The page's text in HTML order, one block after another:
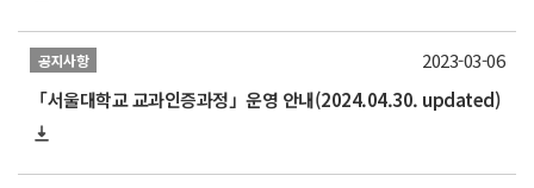
공지사항
「서울대학교 교과인증과정」운영 안내(2024.04.30. updated)
2023-03-06